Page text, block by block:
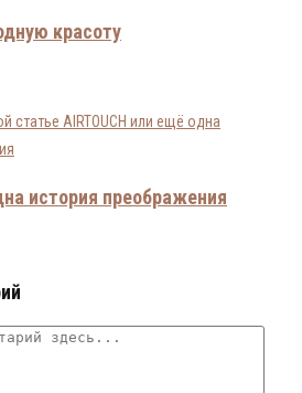
красоту
история преображения